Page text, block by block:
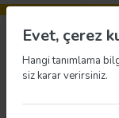
Evet, çerez
Hangi tanımlama
siz karar verirsiniz.